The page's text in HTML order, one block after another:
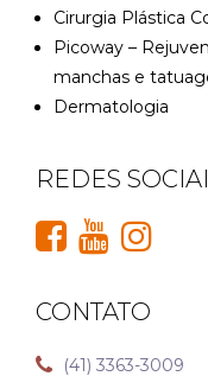
Cirurgia Plástica
Picoway –
manchas e
Dermatologia
REDES
CONTATO
(41) 3363-3009